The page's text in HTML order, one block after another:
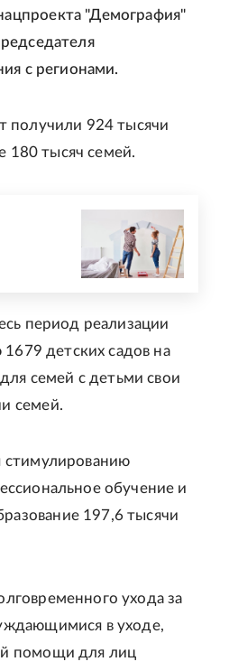
"Демография"
с регионами.
получили 924 тысячи
180 тысяч семей.
период реализации
детских садов на
семей с детьми свои
семей.
стимулированию
обучение и
197,6 тысячи
ухода за
в уходе,
помощи для лиц